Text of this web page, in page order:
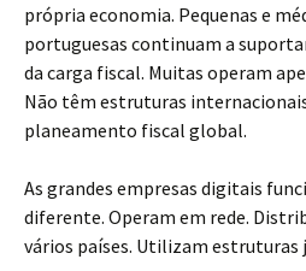
própria economia. Pequenas e
portuguesas continuam a
da carga fiscal. Muitas operam
Não têm estruturas
planeamento fiscal global.
As grandes empresas digitais
diferente. Operam em rede.
vários países. Utilizam estruturas